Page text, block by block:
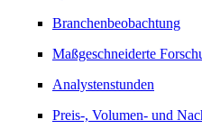
Branchenbeobachtung
Maßgeschneiderte
Analystenstunden
Preis-, Volumen- und